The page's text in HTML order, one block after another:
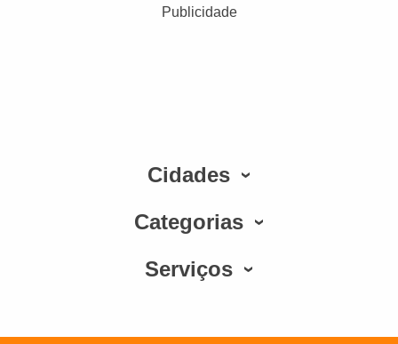
Publicidade
Cidades
Categorias
Serviços